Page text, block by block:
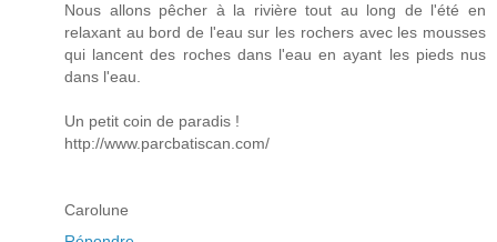
Nous allons pêcher à la rivière tout au long de l'été en
relaxant au bord de l'eau sur les rochers avec les mousses
qui lancent des roches dans l'eau en ayant les pieds nus
dans l'eau.
Un petit coin de paradis !
http://www.parcbatiscan.com/
Carolune